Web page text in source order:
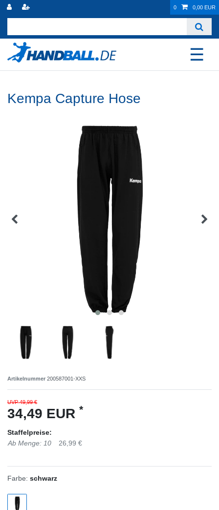
0 0,00 EUR
☰
Kempa Capture Hose
Artikelnummer 200587001-XXS
UVP 49,99 €
34,49 EUR *
Staffelpreise:
Ab Menge: 10
26,99 €
Farbe: schwarz